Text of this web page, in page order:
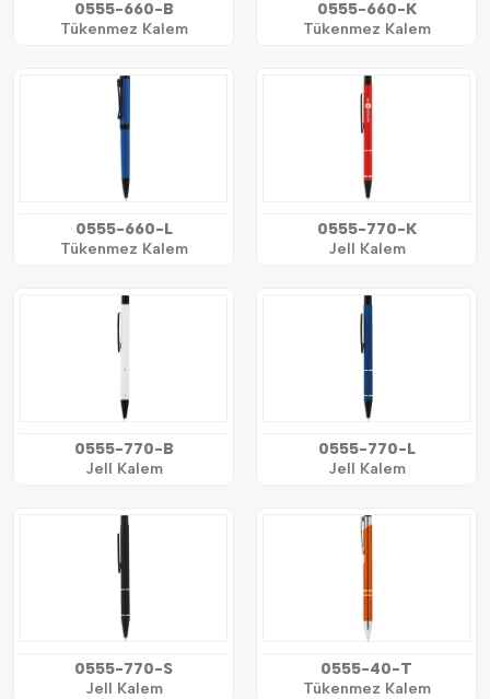
0555-660-B
Tükenmez Kalem
0555-660-K
Tükenmez Kalem
0555-660-L
Tükenmez Kalem
0555-770-K
Jell Kalem
0555-770-B
Jell Kalem
0555-770-L
Jell Kalem
0555-770-S
Jell Kalem
0555-40-T
Tükenmez Kalem